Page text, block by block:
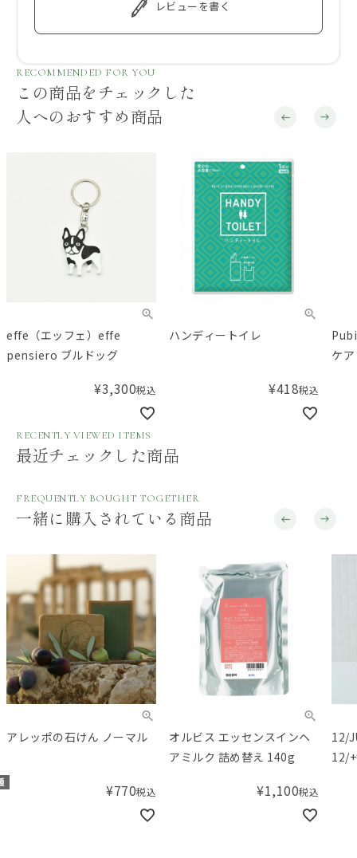
レビューを書く
RECOMMENDED FOR YOU
この商品をチェックした
人へのおすすめ商品
effe（エッフェ）effe
pensiero ブルドッグ
¥3,300税込
ハンディートイレ
¥418税込
ケ
RECENTLY VIEWED ITEMS
最近チェックした商品
FREQUENTLY BOUGHT TOGETHER
一緒に購入されている商品
アレッポの石けん ノーマル
¥770税込
オルビス エッセンスインヘ
アミルク 詰め替え 140g
¥1,100税込
12/
12/